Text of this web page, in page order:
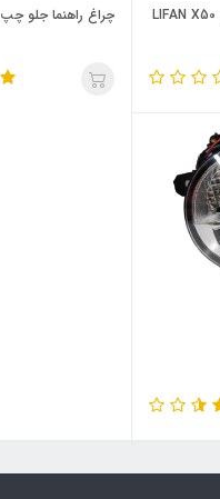
چراغ راهنما جلو چپ LIFAN X60